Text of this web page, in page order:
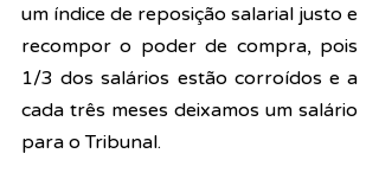
um índice de reposição salarial justo e
recompor o poder de compra, pois
1/3 dos salários estão corroídos e a
cada três meses deixamos um salário
para o Tribunal.